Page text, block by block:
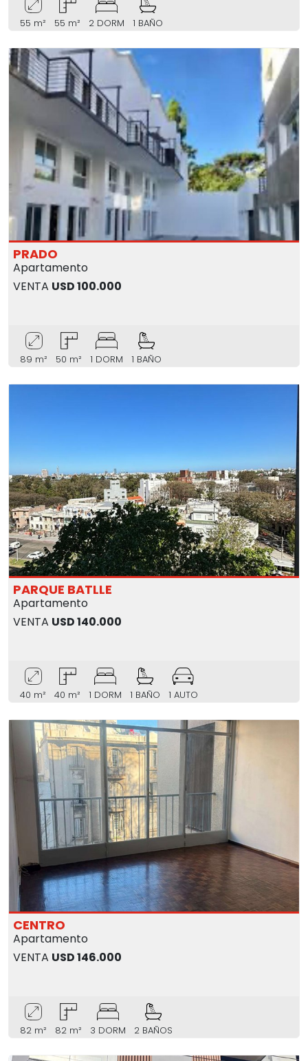
55 m² 55 m² 2 DORM 1 BAÑO
PRADO
Apartamento
VENTA USD 100.000
89 m² 50 m² 1 DORM 1 BAÑO
PARQUE BATLLE
Apartamento
VENTA USD 140.000
40 m² 40 m² 1 DORM 1 BAÑO 1 AUTO
CENTRO
Apartamento
VENTA USD 146.000
82 m² 82 m² 3 DORM 2 BAÑOS